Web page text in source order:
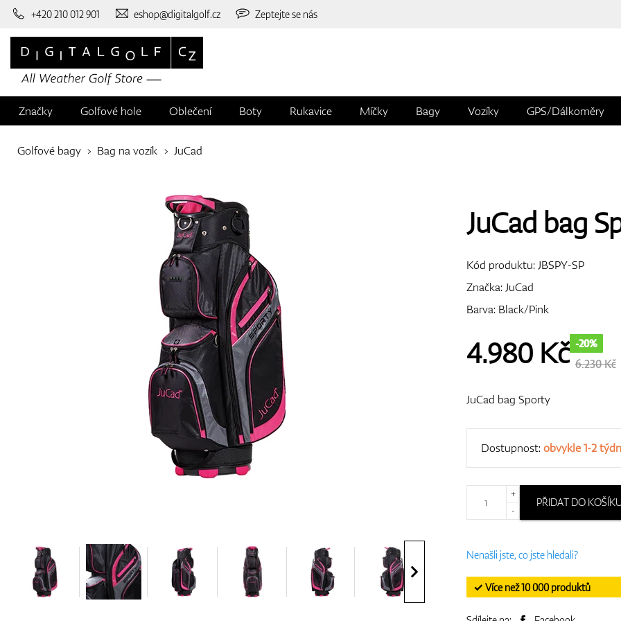
+420 210 012 901 eshop@digitalgolf.cz Zeptejte se nás
Značky Golfové hole Oblečení Boty Rukavice Míčky Bagy Vozíky GPS/Dálkoměry
Golfové bagy Bag na vozík JuCad
JuCad bag
Kód produktu:JBSPY-SP
Značka:JuCad
Barva: Black/Pink
4.980Kč -20%
6.230 Kč
JuCad bag Sporty
Dostupnost:obvykle 1-2
+
-
PŘIDAT DO
Nenašli jste, co jste hledali?
✓ Více než 10 000 produktů